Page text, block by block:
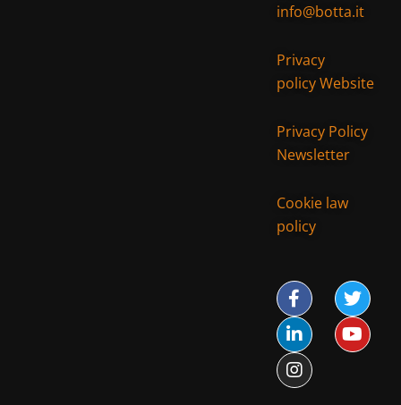
info@botta.it
Privacy
policy Website
Privacy Policy
Newsletter
Cookie law
policy